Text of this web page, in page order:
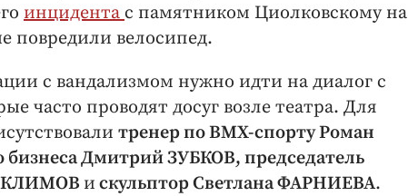
инцидента с памятником Циолковскому на
повредили велосипед.
с вандализмом нужно идти на диалог с
часто проводят досуг возле театра. Для
тренер по BMX-спорту Роман
Дмитрий ЗУБКОВ, председатель
КЛИМОВ и скульптор Светлана ФАРНИЕВА.